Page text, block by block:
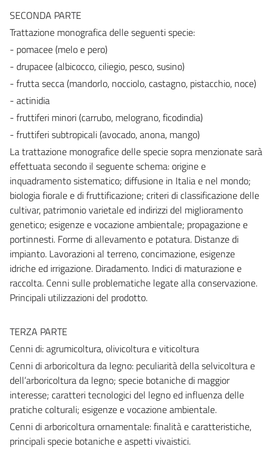
SECONDA PARTE
Trattazione monografica delle seguenti specie:
- pomacee (melo e pero)
- drupacee (albicocco, ciliegio, pesco, susino)
- frutta secca (mandorlo, nocciolo, castagno, pistacchio, noce)
- actinidia
- fruttiferi minori (carrubo, melograno, ficodindia)
- fruttiferi subtropicali (avocado, anona, mango)
La trattazione monografice delle specie sopra menzionate sarà
effettuata secondo il seguente schema: origine e
inquadramento sistematico; diffusione in Italia e nel mondo;
biologia fiorale e di fruttificazione; criteri di classificazione delle
cultivar, patrimonio varietale ed indirizzi del miglioramento
genetico; esigenze e vocazione ambientale; propagazione e
portinnesti. Forme di allevamento e potatura. Distanze di
impianto. Lavorazioni al terreno, concimazione, esigenze
idriche ed irrigazione. Diradamento. Indici di maturazione e
raccolta. Cenni sulle problematiche legate alla conservazione.
Principali utilizzazioni del prodotto.
TERZA PARTE
Cenni di: agrumicoltura, olivicoltura e viticoltura
Cenni di arboricoltura da legno: peculiarità della selvicoltura e
dell’arboricoltura da legno; specie botaniche di maggior
interesse; caratteri tecnologici del legno ed influenza delle
pratiche colturali; esigenze e vocazione ambientale.
Cenni di arboricoltura ornamentale: finalità e caratteristiche,
principali specie botaniche e aspetti vivaistici.